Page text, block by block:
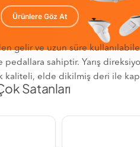
gelir ve uzun süre
sahiptir. Yarış
kaliteli, elde dikilmiş deri ile
Ürünlere Göz At
Satanları